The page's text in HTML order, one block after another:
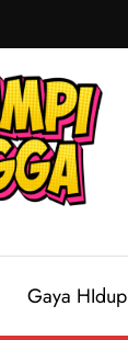
Gaya HIdup